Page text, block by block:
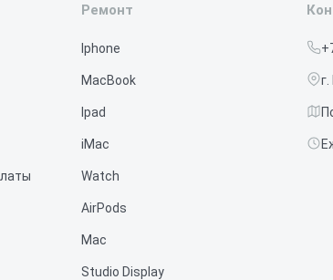
Ремонт
Iphone
MacBook
Ipad
iMac
Watch
AirPods
Mac
Studio Display